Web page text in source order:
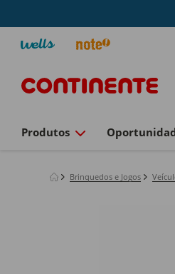
Produtos
Brinquedos e Jogos